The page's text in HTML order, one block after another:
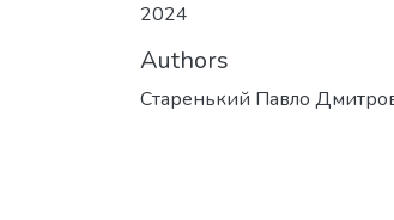
2024
Authors
Старенький Павло